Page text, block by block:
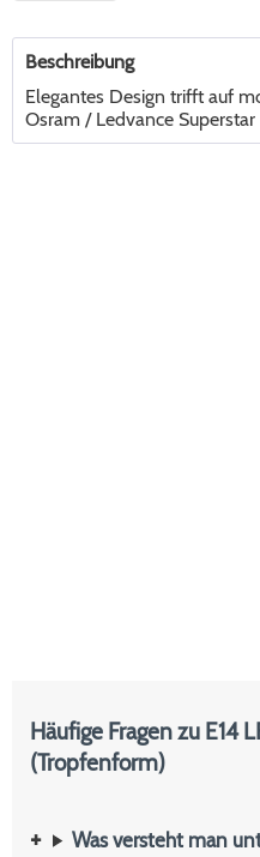
Beschreibung
Elegantes Design trifft auf
Osram / Ledvance Superstar
Häufige Fragen zu E14
(Tropfenform)
Was versteht man